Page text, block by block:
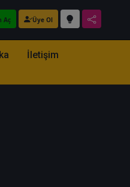
Aç Üye Ol
İletişim